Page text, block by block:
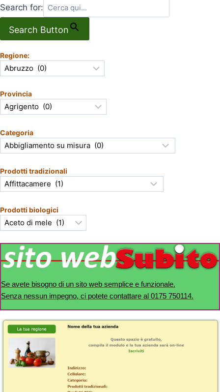
Search for:
Search Button
Regione:
Provincia
Categoria
Prodotti tradizionali
Prodotti biologici
Se avete bisogno di un sito web semplice e funzionale.
Senza nessun impegno, ci potete contattare al 0175 750114.